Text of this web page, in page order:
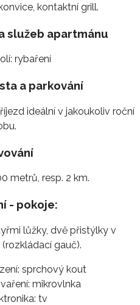
kontaktní grill.
služeb apartmánu
rybaření
a parkování
ideální v jakoukoliv roční
metrů, resp. 2 km.
- pokoje:
lůžky, dvě přistýlky v
gauč).
sprchový kout
mikrovlnka
tv